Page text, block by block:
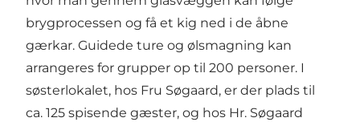
brygprocessen og få et kig ned i de åbne
gærkar. Guidede ture og ølsmagning kan
arrangeres for grupper op til 200 personer. I
søsterlokalet, hos Fru Søgaard, er der plads til
ca. 125 spisende gæster, og hos Hr. Søgaard